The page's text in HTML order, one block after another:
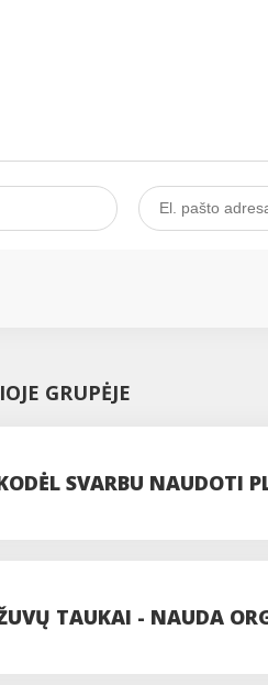
GRUPĖJE
SVARBU NAUDOTI
TAUKAI - NAUDA